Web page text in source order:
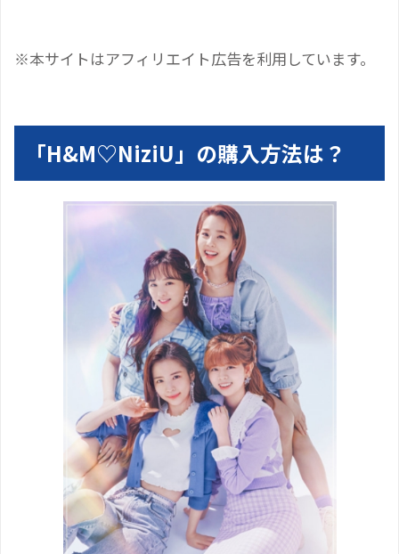
※本サイトはアフィリエイト広告を利用しています。
「H&M♡NiziU」の購入方法は？